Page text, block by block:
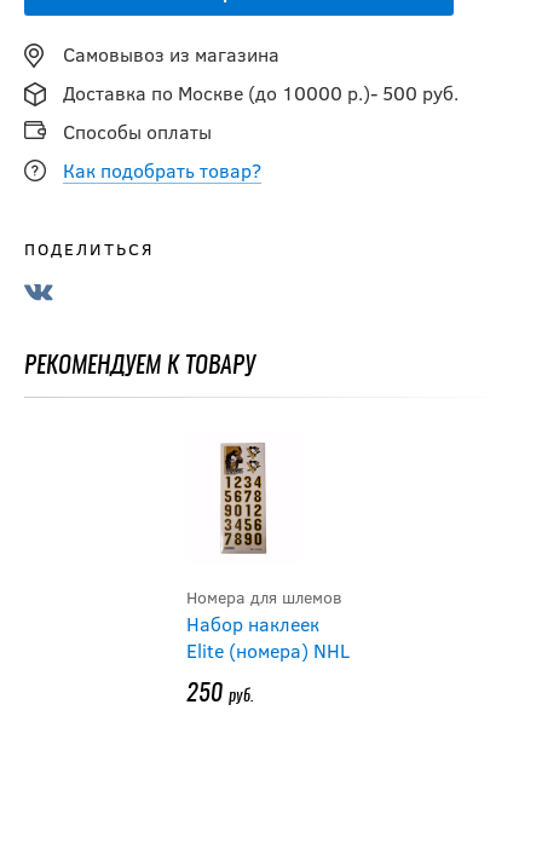
Самовывоз из магазина
Доставка по Москве (до 10000 р.)- 500 руб.
Способы оплаты
Как подобрать товар?
ПОДЕЛИТЬСЯ
РЕКОМЕНДУЕМ К ТОВАРУ
Номера для шлемов
Набор наклеек
Elite (номера) NHL
250 руб.